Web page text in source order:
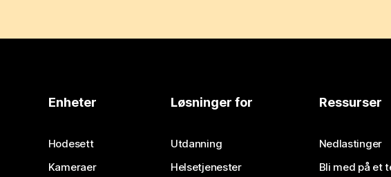
Enheter
Hodesett
Kameraer
Løsninger for
Utdanning
Helsetjenester
Ressurser
Nedlastinger
Bli med på et